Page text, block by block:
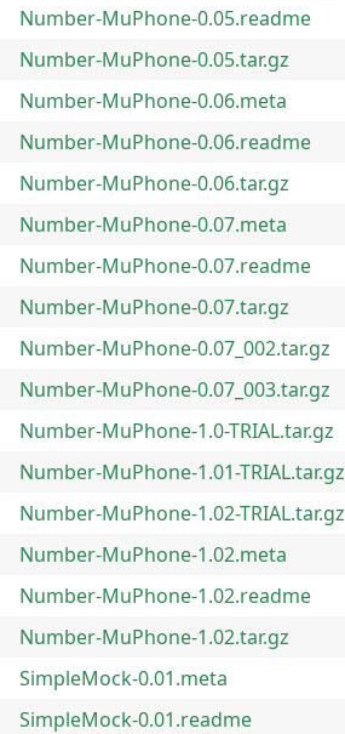
Number-MuPhone-0.05.readme
Number-MuPhone-0.05.tar.gz
Number-MuPhone-0.06.meta
Number-MuPhone-0.06.readme
Number-MuPhone-0.06.tar.gz
Number-MuPhone-0.07.meta
Number-MuPhone-0.07.readme
Number-MuPhone-0.07.tar.gz
Number-MuPhone-0.07_002.tar.gz
Number-MuPhone-0.07_003.tar.gz
Number-MuPhone-1.0-TRIAL.tar.gz
Number-MuPhone-1.01-TRIAL.tar.gz
Number-MuPhone-1.02-TRIAL.tar.gz
Number-MuPhone-1.02.meta
Number-MuPhone-1.02.readme
Number-MuPhone-1.02.tar.gz
SimpleMock-0.01.meta
SimpleMock-0.01.readme